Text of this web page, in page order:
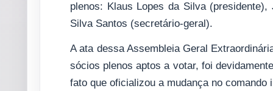
plenos: Klaus Lopes da Silva
Silva Santos (secretário-geral).
A ata dessa Assembleia Geral
sócios plenos aptos a votar, foi
fato que oficializou a mudança no